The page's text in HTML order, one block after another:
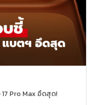
Pro Max อึดสุด!